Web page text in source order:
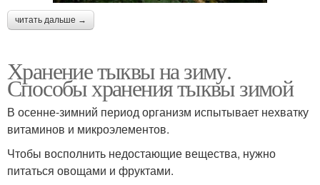
читать дальше →
Хранение тыквы на зиму.
Способы хранения тыквы зимой
В осенне-зимний период организм испытывает нехватку
витаминов и микроэлементов.
Чтобы восполнить недостающие вещества, нужно
питаться овощами и фруктами.